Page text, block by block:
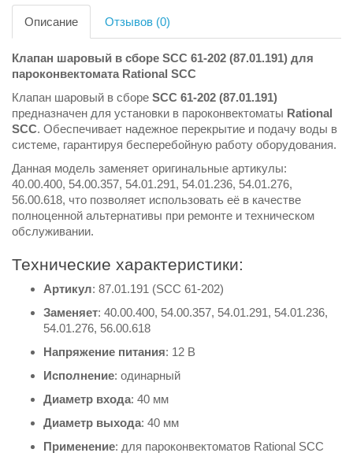
Описание Отзывов (0)
Клапан шаровый в сборе SCC 61-202 (87.01.191) для
пароконвектомата Rational SCC
Клапан шаровый в сборе SCC 61-202 (87.01.191)
предназначен для установки в пароконвектоматы Rational
SCC. Обеспечивает надежное перекрытие и подачу воды в
системе, гарантируя бесперебойную работу оборудования.
Данная модель заменяет оригинальные артикулы:
40.00.400, 54.00.357, 54.01.291, 54.01.236, 54.01.276,
56.00.618, что позволяет использовать её в качестве
полноценной альтернативы при ремонте и техническом
обслуживании.
Технические характеристики:
Артикул: 87.01.191 (SCC 61-202)
Заменяет: 40.00.400, 54.00.357, 54.01.291, 54.01.236,
54.01.276, 56.00.618
Напряжение питания: 12 В
Исполнение: одинарный
Диаметр входа: 40 мм
Диаметр выхода: 40 мм
Применение: для пароконвектоматов Rational SCC